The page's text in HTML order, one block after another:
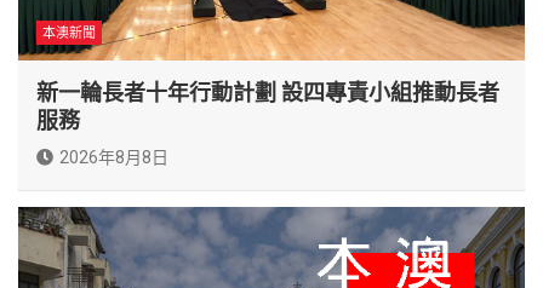
本澳新聞
新一輪長者十年行動計劃 設四專責小組推動長者
服務
2026年8月8日